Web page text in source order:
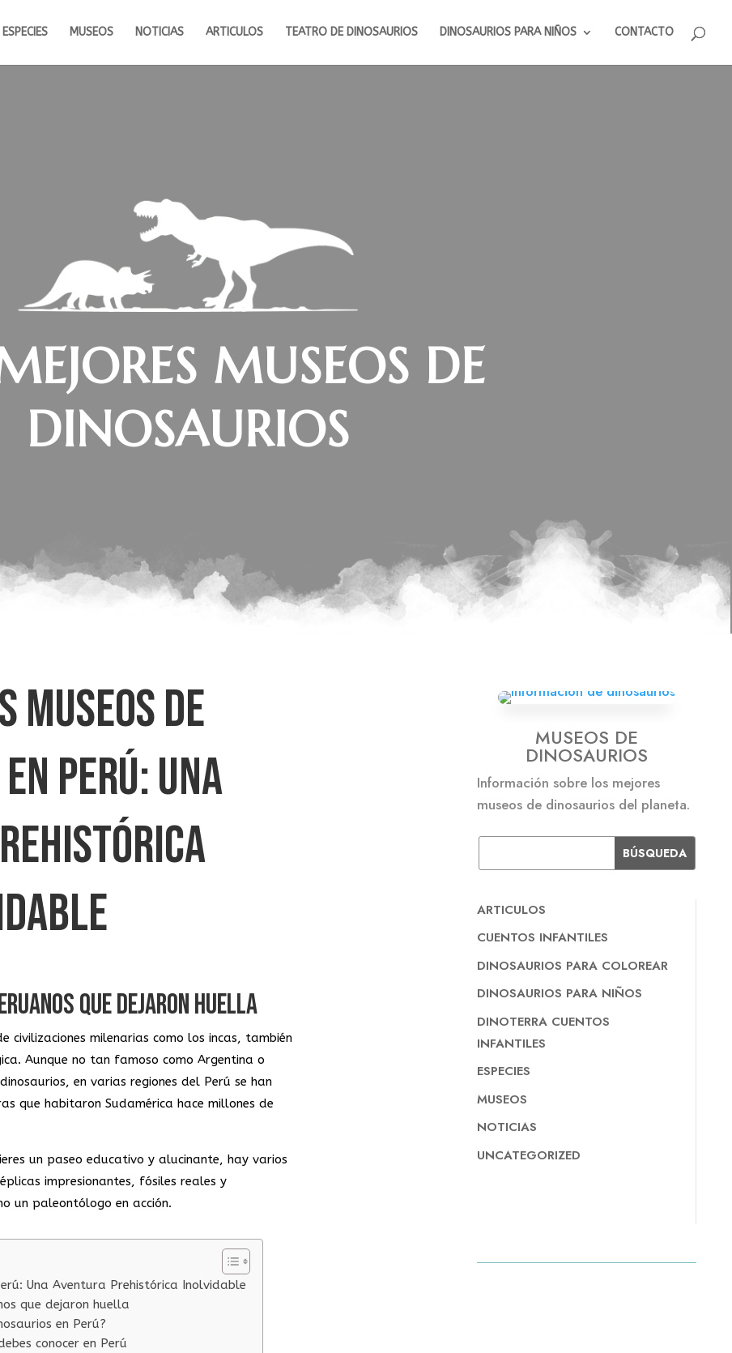
ESPECIES MUSEOS NOTICIAS ARTICULOS TEATRO DE DINOSAURIOS DINOSAURIOS PARA NIÑOS CONTACTO
MUSEOS DE
DINOSAURIOS
MUSEOS DE
PERÚ: UNA
QUE DEJARON HUELLA
civilizaciones milenarias como los incas, también
Aunque no tan famoso como Argentina o
en varias regiones del Perú se han
que habitaron Sudamérica hace millones de
un paseo educativo y alucinante, hay varios
impresionantes, fósiles reales y
un paleontólogo en acción.
Una Aventura Prehistórica Inolvidable
que dejaron huella
en Perú?
conocer en Perú
MUSEOS DE
DINOSAURIOS
Información sobre los mejores
museos de dinosaurios del planeta.
ARTICULOS
CUENTOS INFANTILES
DINOSAURIOS PARA COLOREAR
DINOSAURIOS PARA NIÑOS
DINOTERRA CUENTOS
INFANTILES
ESPECIES
MUSEOS
NOTICIAS
UNCATEGORIZED